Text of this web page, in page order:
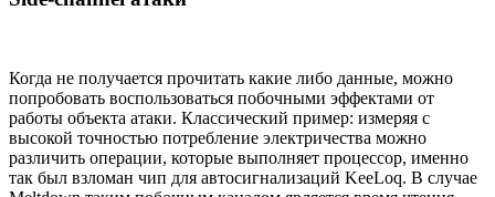
Когда не получается прочитать какие либо данные, можно
попробовать воспользоваться побочными эффектами от
работы объекта атаки. Классический пример: измеряя с
высокой точностью потребление электричества можно
различить операции, которые выполняет процессор, именно
так был взломан чип для автосигнализаций KeeLoq. В случае